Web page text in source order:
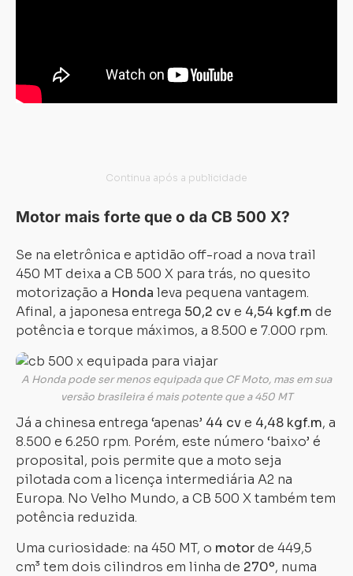
Motor mais forte que o da CB 500 X?
Se na eletrônica e aptidão off-road a nova trail
450 MT deixa a CB 500 X para trás, no quesito
motorização a Honda leva pequena vantagem.
Afinal, a japonesa entrega 50,2 cve 4,54 kgf.m de
potência e torque máximos, a 8.500 e 7.000 rpm.
A Honda pode ser menos equipada que CF Moto, mas em sua
versão brasileira é mais potente que a 450 MT
Já a chinesa entrega ‘apenas’ 44 cve 4,48 kgf.m, a
8.500 e 6.250 rpm. Porém, este número ‘baixo’ é
proposital, pois permite que a moto seja
pilotada com a licença intermediária A2 na
Europa. No Velho Mundo, a CB 500 X também tem
potência reduzida.
Uma curiosidade: na 450 MT, o motorde 449,5
cm³ tem dois cilindros em linha de 270º, numa
Carregando...
Carregando...